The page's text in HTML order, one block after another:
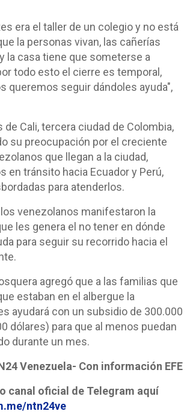
era el taller de un colegio y no está
la personas vivan, las cañerías
la casa tiene que someterse a
todo esto el cierre es temporal,
queremos seguir dándoles ayuda",
de Cali, tercera ciudad de Colombia,
su preocupación por el creciente
que llegan a la ciudad,
en tránsito hacia Ecuador y Perú,
para atenderlos.
venezolanos manifestaron la
les genera el no tener en dónde
para seguir su recorrido hacia el
agregó que a las familias que
estaban en el albergue la
ayudará con un subsidio de 300.000
dólares) para que al menos puedan
durante un mes.
Venezuela- Con información EFE
canal oficial de Telegram aquí
ntn24ve